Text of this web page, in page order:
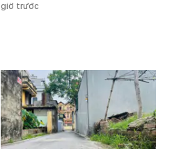
giờ trước